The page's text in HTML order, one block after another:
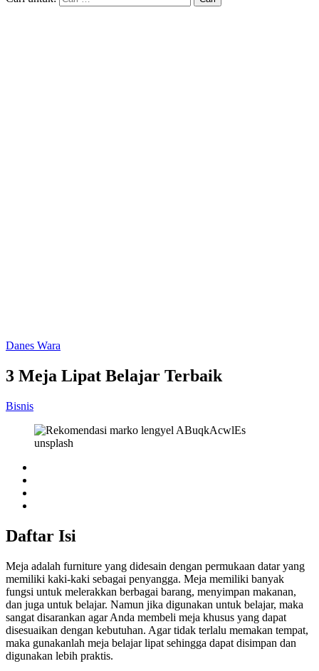
Danes Wara
3 Meja Lipat Belajar Terbaik
Bisnis
Daftar Isi
Meja adalah furniture yang didesain dengan permukaan datar yang
memiliki kaki-kaki sebagai penyangga. Meja memiliki banyak
fungsi untuk melerakkan berbagai barang, menyimpan makanan,
dan juga untuk belajar. Namun jika digunakan untuk belajar, maka
sangat disarankan agar Anda membeli meja khusus yang dapat
disesuaikan dengan kebutuhan. Agar tidak terlalu memakan tempat,
maka gunakanlah meja belajar lipat sehingga dapat disimpan dan
digunakan lebih praktis.